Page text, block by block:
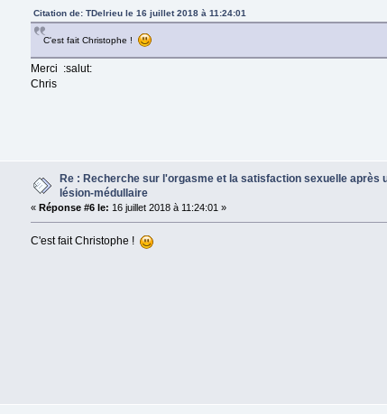
Citation de: TDelrieu le 16 juillet 2018 à 11:24:01
C'est fait Christophe !
Merci :salut:
Chris
Re : Recherche sur l'orgasme et la satisfaction sexuelle après
lésion-médullaire
« Réponse #6 le: 16 juillet 2018 à 11:24:01 »
C'est fait Christophe !